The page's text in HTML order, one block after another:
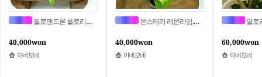
필로덴드론 플로리다 뷰티 바리에가타A1039-동일품배송,높이 22cm,너비 27cm
40,000won
아네모네
몬스테라 레몬라임,몬스테라 델리시오사 레몬라임A1046-동일품배송,높이 39cm,너비 26cm
40,000won
아네모네
알로카시아 스팅레이 바리
60,000won
아네모네